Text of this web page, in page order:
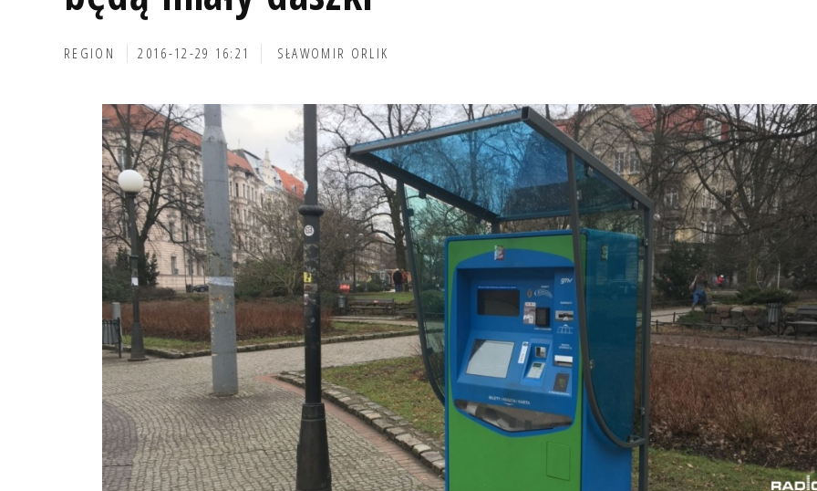
REGION 2016-12-29 16:21 SŁAWOMIR ORLIK